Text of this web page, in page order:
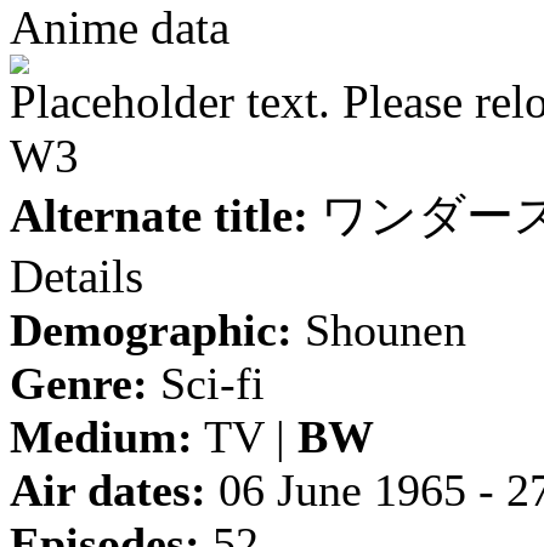
Anime data
Placeholder text. Please
W3
Alternate title: ワンダー
Details
Demographic: Shounen
Genre: Sci-fi
Medium: TV | BW
Air dates: 06 June 1965 -